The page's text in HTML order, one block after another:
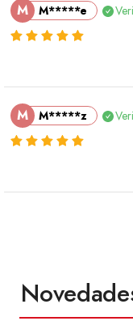
M M*****e
M M*****z